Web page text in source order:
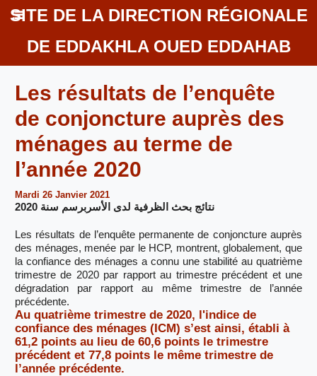
SITE DE LA DIRECTION RÉGIONALE
DE EDDAKHLA OUED EDDAHAB
Les résultats de l’enquête
de conjoncture auprès des
ménages au terme de
l’année 2020
Mardi 26 Janvier 2021
نتائج بحث الظرفية لدى الأسربرسم سنة 2020
Les résultats de l’enquête permanente de conjoncture auprès
des ménages, menée par le HCP, montrent, globalement, que
la confiance des ménages a connu une stabilité au quatrième
trimestre de 2020 par rapport au trimestre précédent et une
dégradation par rapport au même trimestre de l’année
précédente.
Au quatrième trimestre de 2020, l'indice de
confiance des ménages (ICM) s’est ainsi, établi à
61,2 points au lieu de 60,6 points le trimestre
précédent et 77,8 points le même trimestre de
l’année précédente.